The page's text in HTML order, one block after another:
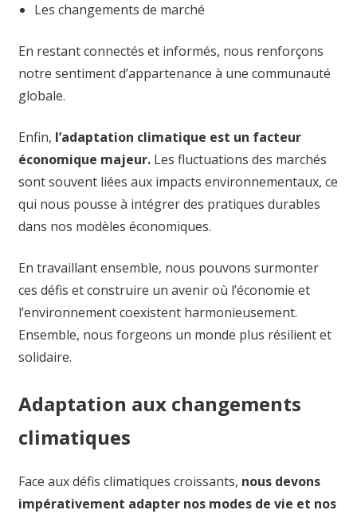
Les changements de marché
En restant connectés et informés, nous renforçons
notre sentiment d’appartenance à une communauté
globale.
Enfin, l’adaptation climatique est un facteur
économique majeur.Les fluctuations des marchés
sont souvent liées aux impacts environnementaux, ce
qui nous pousse à intégrer des pratiques durables
dans nos modèles économiques.
En travaillant ensemble, nous pouvons surmonter
ces défis et construire un avenir où l’économie et
l’environnement coexistent harmonieusement.
Ensemble, nous forgeons un monde plus résilient et
solidaire.
Adaptation aux changements
climatiques
Face aux défis climatiques croissants, nous devons
impérativement adapter nos modes de vie et nos